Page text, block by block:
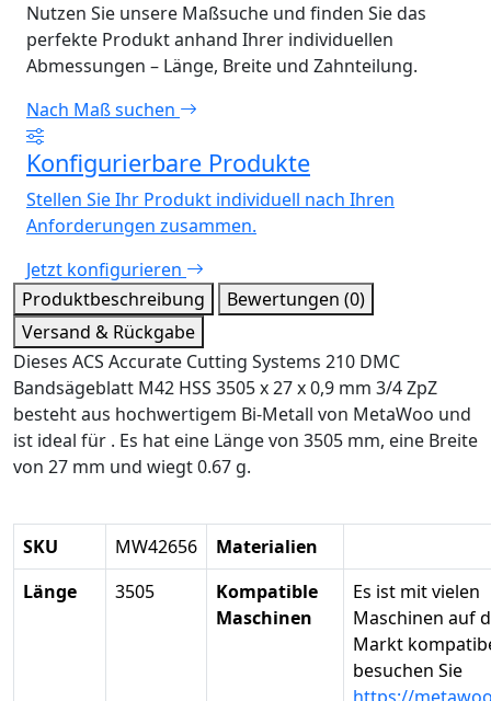
Nutzen Sie unsere Maßsuche und finden Sie das
perfekte Produkt anhand Ihrer individuellen
Abmessungen – Länge, Breite und Zahnteilung.
Nach Maß suchen
Konfigurierbare Produkte
Stellen Sie Ihr Produkt individuell nach Ihren
Anforderungen zusammen.
Jetzt konfigurieren
Produktbeschreibung
Bewertungen (0)
Versand & Rückgabe
Dieses ACS Accurate Cutting Systems 210 DMC
Bandsägeblatt M42 HSS 3505 x 27 x 0,9 mm 3/4 ZpZ
besteht aus hochwertigem Bi-Metall von MetaWoo und
ist ideal für . Es hat eine Länge von 3505 mm, eine Breite
von 27 mm und wiegt 0.67 g.
SKU MW42656
Materialien
Länge
3505
Kompatible
Maschinen
Es ist mit vielen
Maschinen auf
Markt
besuchen Sie